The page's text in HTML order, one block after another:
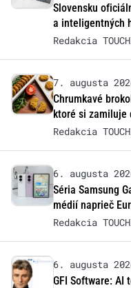
Slovensku
a inteligentných
Redakcia
7. augusta
Chrumkavé
ktoré si zamiluje
Redakcia
6. augusta
Séria Samsung
médií naprieč
Redakcia
6. augusta
GFI Software: AI